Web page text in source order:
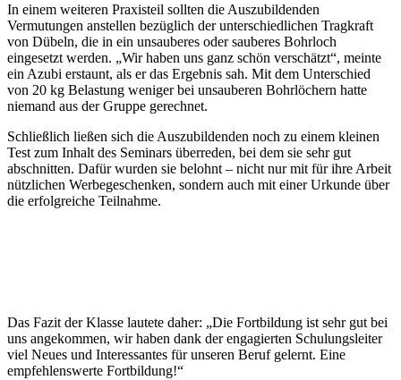
In einem weiteren Praxisteil sollten die Auszubildenden
Vermutungen anstellen bezüglich der unterschiedlichen Tragkraft
von Dübeln, die in ein unsauberes oder sauberes Bohrloch
eingesetzt werden. „Wir haben uns ganz schön verschätzt“, meinte
ein Azubi erstaunt, als er das Ergebnis sah. Mit dem Unterschied
von 20 kg Belastung weniger bei unsauberen Bohrlöchern hatte
niemand aus der Gruppe gerechnet.
Schließlich ließen sich die Auszubildenden noch zu einem kleinen
Test zum Inhalt des Seminars überreden, bei dem sie sehr gut
abschnitten. Dafür wurden sie belohnt – nicht nur mit für ihre Arbeit
nützlichen Werbegeschenken, sondern auch mit einer Urkunde über
die erfolgreiche Teilnahme.
Das Fazit der Klasse lautete daher: „Die Fortbildung ist sehr gut bei
uns angekommen, wir haben dank der engagierten Schulungsleiter
viel Neues und Interessantes für unseren Beruf gelernt. Eine
empfehlenswerte Fortbildung!“